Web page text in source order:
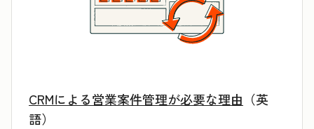
CRMによる営業案件管理が必要な理由 （英
語）